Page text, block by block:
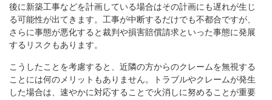
後に新築工事などを計画している場合はその計画にも遅れが生じ
る可能性が出てきます。工事が中断するだけでも不都合ですが、
さらに事態が悪化すると裁判や損害賠償請求といった事態に発展
するリスクもあります。
こうしたことを考慮すると、近隣の方からのクレームを無視する
ことには何のメリットもありません。トラブルやクレームが発生
した場合は、速やかに対応することで火消しに努めることが重要